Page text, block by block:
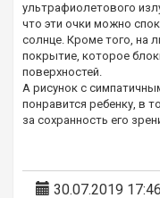
ультрафиолетового
что эти очки можно
солнце. Кроме того, на
покрытие, которое
поверхностей.
А рисунок с
понравится ребенку, в
за сохранность его
30.07.2019 17:46